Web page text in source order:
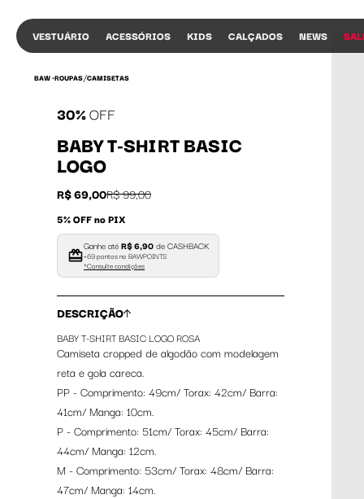
VESTUÁRIO ACESSÓRIOS KIDS CALÇADOS NEWS
BAW •ROUPAS/CAMISETAS
30%OFF
BABY T-SHIRT BASIC
LOGO
R$ 69,00R$ 99,00
5% OFF no PIX
Ganhe atéR$ 6,90de CASHBACK
+69 pontos no BAWPOINTS
*Consulte condições
DESCRIÇÃO
BABY T-SHIRT BASIC LOGO ROSA
Camiseta cropped de algodão com modelagem
reta e gola careca.
PP - Comprimento: 49cm/ Torax: 42cm/ Barra:
41cm/ Manga: 10cm.
P - Comprimento: 51cm/ Torax: 45cm/ Barra:
44cm/ Manga: 12cm.
M - Comprimento: 53cm/ Torax: 48cm/ Barra:
47cm/ Manga: 14cm.